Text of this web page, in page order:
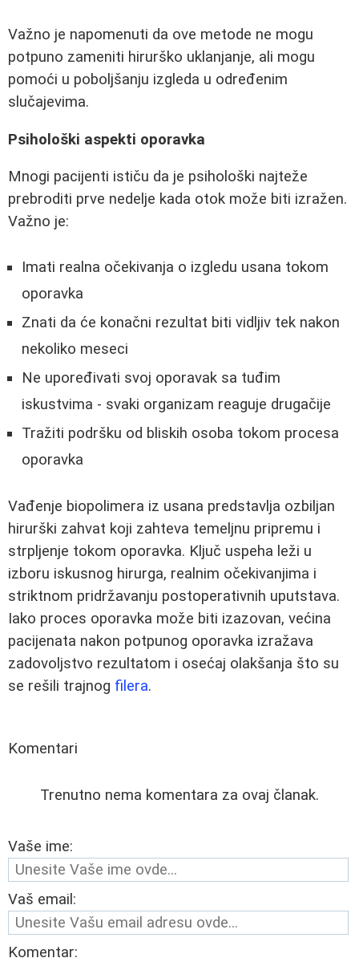
Važno je napomenuti da ove metode ne mogu
potpuno zameniti hirurško uklanjanje, ali mogu
pomoći u poboljšanju izgleda u određenim
slučajevima.
Psihološki aspekti oporavka
Mnogi pacijenti ističu da je psihološki najteže
prebroditi prve nedelje kada otok može biti izražen.
Važno je:
Imati realna očekivanja o izgledu usana tokom
oporavka
Znati da će konačni rezultat biti vidljiv tek nakon
nekoliko meseci
Ne upoređivati svoj oporavak sa tuđim
iskustvima - svaki organizam reaguje drugačije
Tražiti podršku od bliskih osoba tokom procesa
oporavka
Vađenje biopolimera iz usana predstavlja ozbiljan
hirurški zahvat koji zahteva temeljnu pripremu i
strpljenje tokom oporavka. Ključ uspeha leži u
izboru iskusnog hirurga, realnim očekivanjima i
striktnom pridržavanju postoperativnih uputstava.
Iako proces oporavka može biti izazovan, većina
pacijenata nakon potpunog oporavka izražava
zadovoljstvo rezultatom i osećaj olakšanja što su
se rešili trajnog filera.
Komentari
Trenutno nema komentara za ovaj članak.
Vaše ime:
Vaš email:
Komentar: